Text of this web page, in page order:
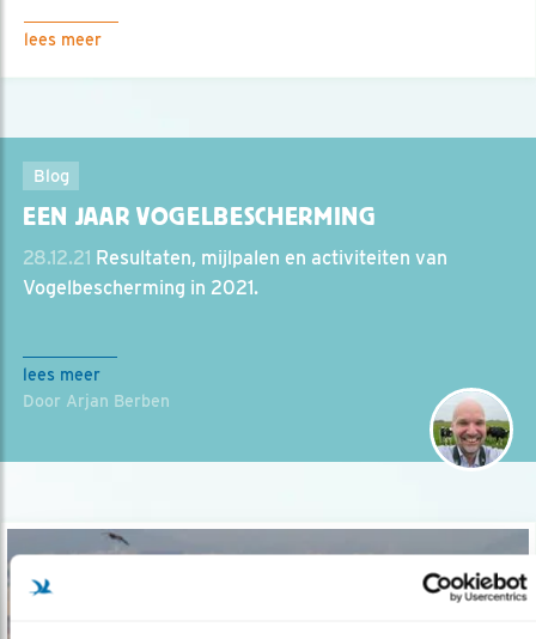
lees meer
Blog
EEN JAAR VOGELBESCHERMING
28.12.21 Resultaten, mijlpalen en activiteiten van
Vogelbescherming in 2021.
lees meer
Door Arjan Berben